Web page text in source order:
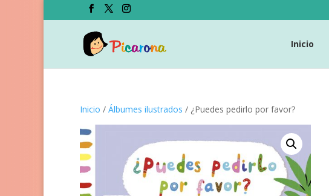
Inicio
Inicio / Álbumes ilustrados / ¿Puedes pedirlo por favor?